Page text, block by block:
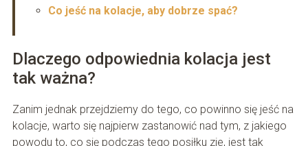
Co jeść na kolacje, aby dobrze spać?
Dlaczego odpowiednia kolacja jest
tak ważna?
Zanim jednak przejdziemy do tego, co powinno się jeść na
kolacje, warto się najpierw zastanowić nad tym, z jakiego
powodu to, co się podczas tego posiłku zje, jest tak